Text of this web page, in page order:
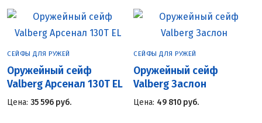
СЕЙФЫ ДЛЯ РУЖЕЙ
Оружейный сейф
Valberg Арсенал 130Т EL
Цена: 35 596 руб.
СЕЙФЫ ДЛЯ РУЖЕЙ
Оружейный сейф
Valberg Заслон
Цена: 49 810 руб.